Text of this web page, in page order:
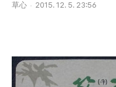
草心 2015. 12. 5. 23:56